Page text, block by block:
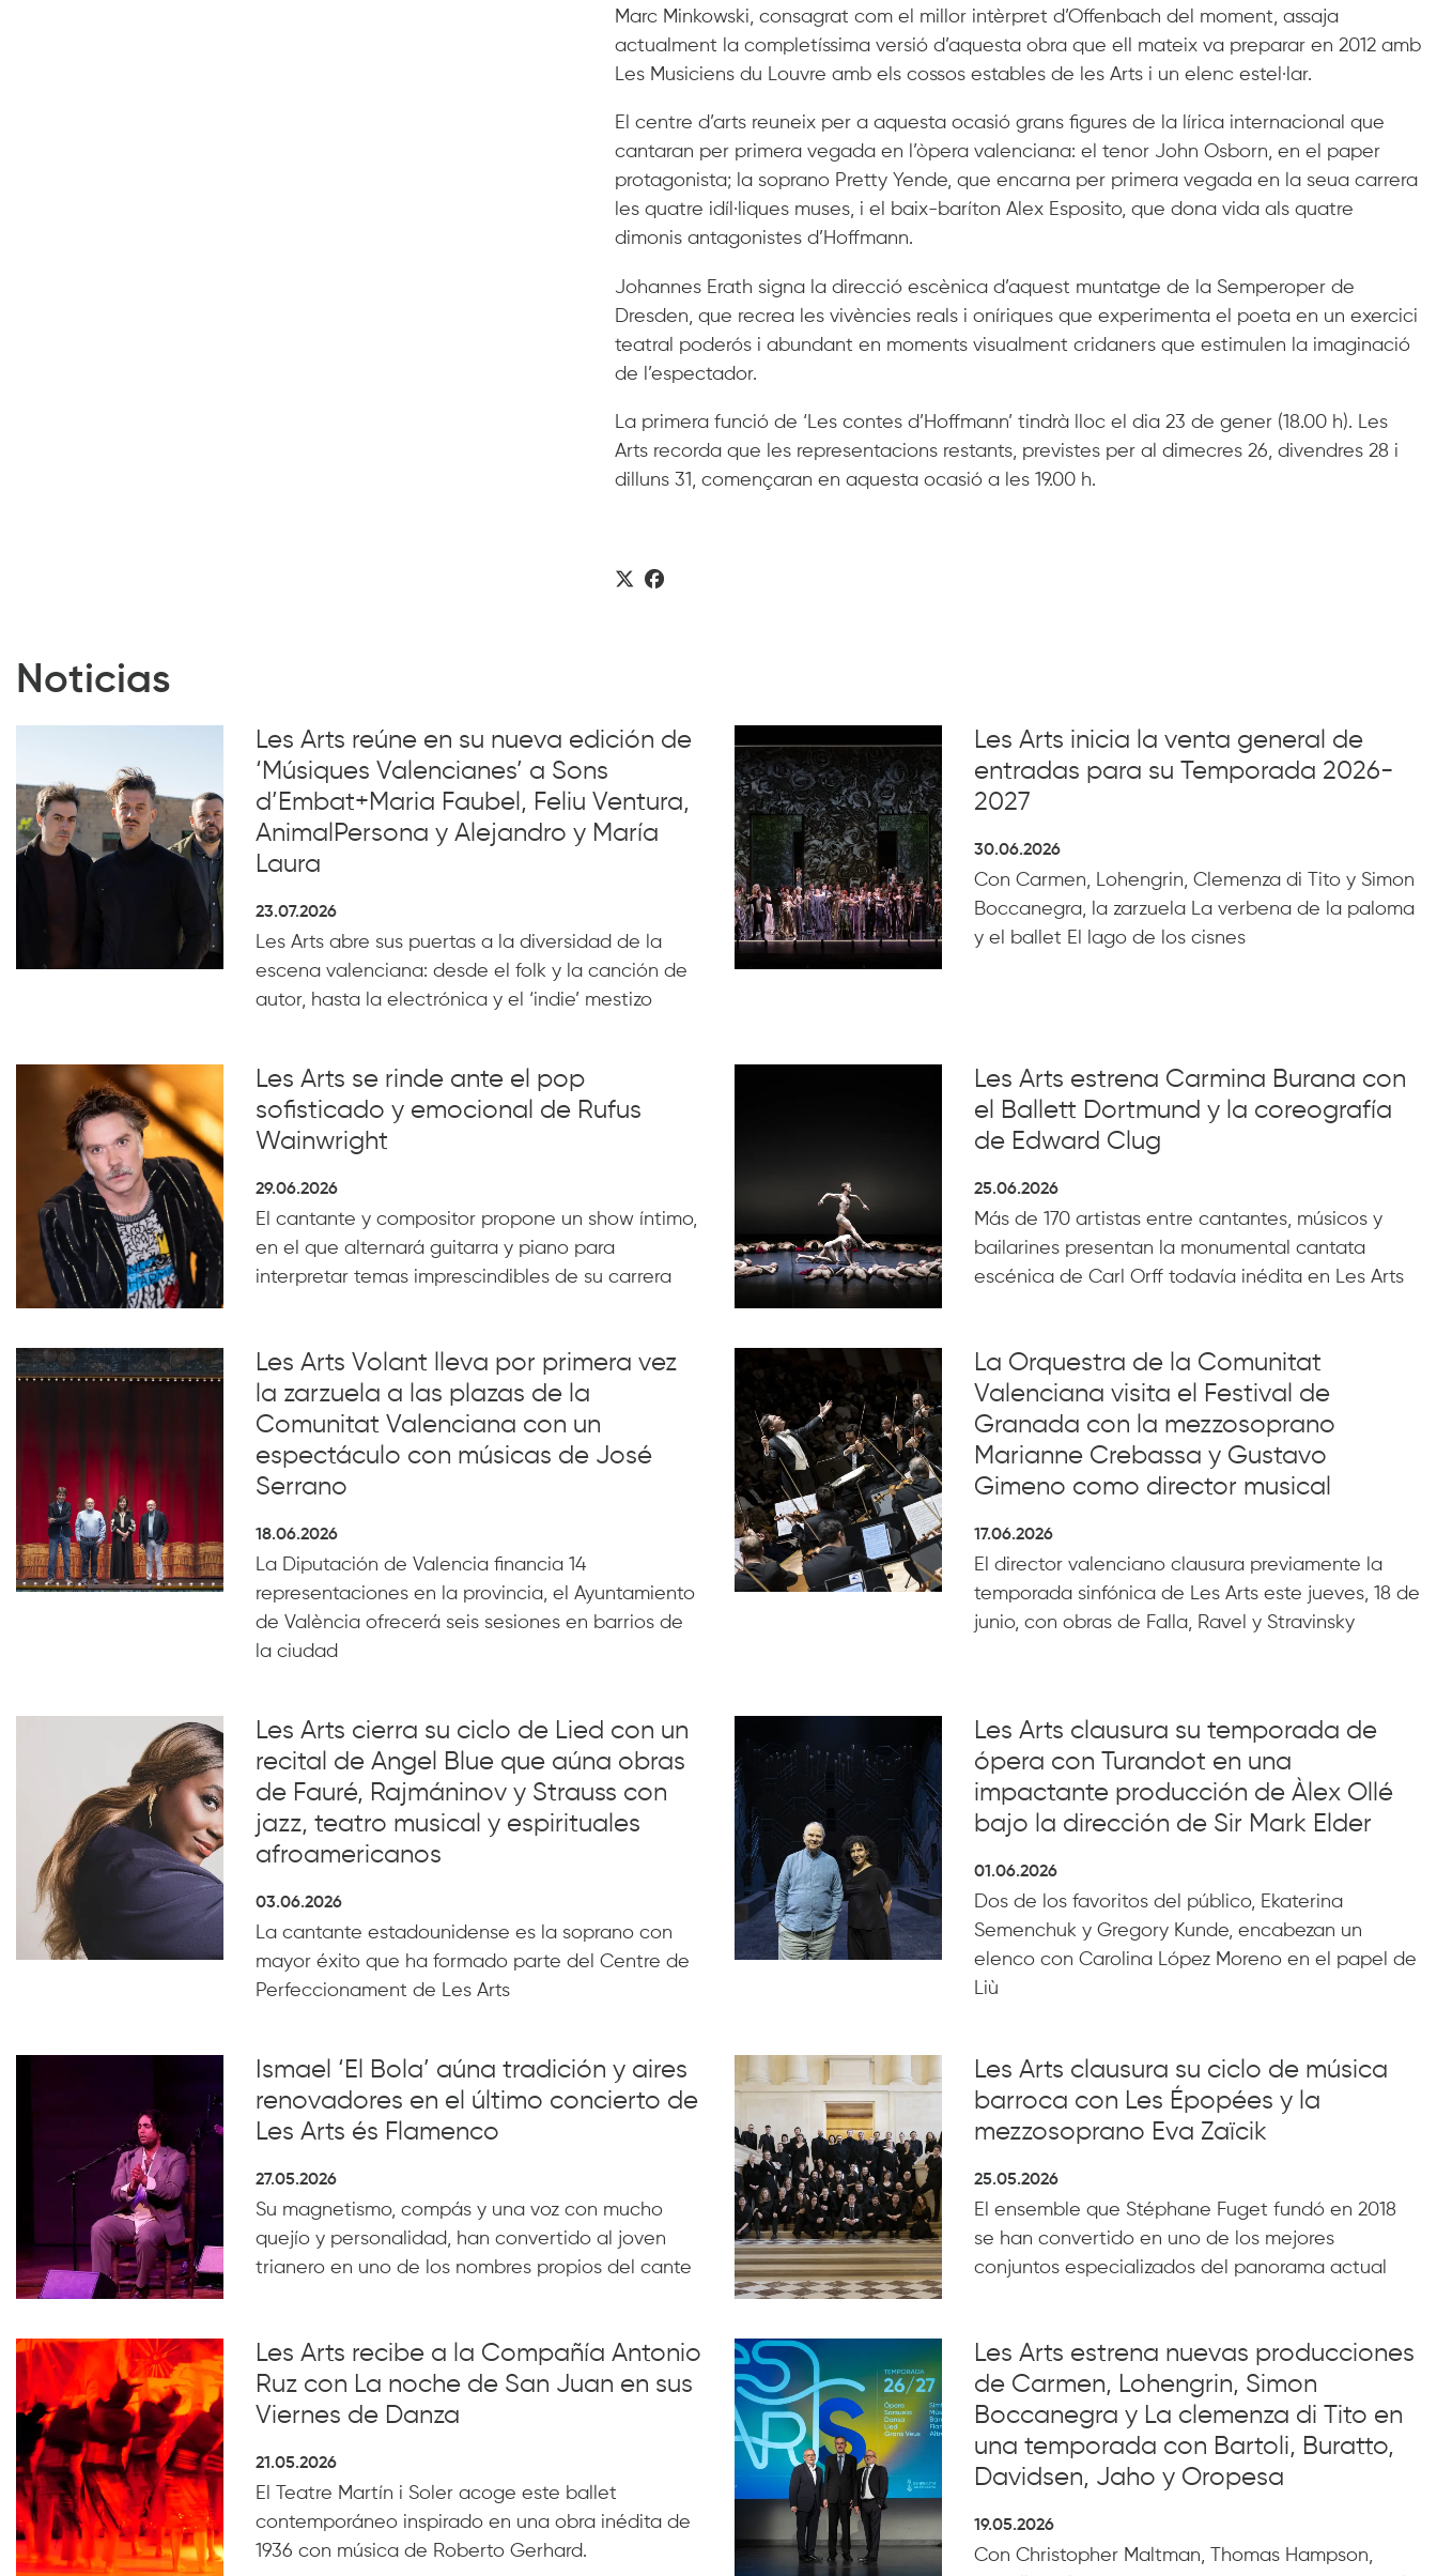
Marc Minkowski, consagrat com el millor intèrpret d’Offenbach del moment, assaja
actualment la completíssima versió d’aquesta obra que ell mateix va preparar en 2012 amb
Les Musiciens du Louvre amb els cossos estables de les Arts i un elenc estel·lar.
El centre d’arts reuneix per a aquesta ocasió grans figures de la lírica internacional que
cantaran per primera vegada en l’òpera valenciana: el tenor John Osborn, en el paper
protagonista; la soprano Pretty Yende, que encarna per primera vegada en la seua carrera
les quatre idíl·liques muses, i el baix-baríton Alex Esposito, que dona vida als quatre
dimonis antagonistes d’Hoffmann.
Johannes Erath signa la direcció escènica d’aquest muntatge de la Semperoper de
Dresden, que recrea les vivències reals i oníriques que experimenta el poeta en un exercici
teatral poderós i abundant en moments visualment cridaners que estimulen la imaginació
de l’espectador.
La primera funció de ‘Les contes d’Hoffmann’ tindrà lloc el dia 23 de gener (18.00 h). Les
Arts recorda que les representacions restants, previstes per al dimecres 26, divendres 28 i
dilluns 31, començaran en aquesta ocasió a les 19.00 h.
Noticias
Les Arts reúne en su nueva edición de
‘Músiques Valencianes’ a Sons
d’Embat+Maria Faubel, Feliu Ventura,
AnimalPersona y Alejandro y María
Laura
23.07.2026
Les Arts abre sus puertas a la diversidad de la
escena valenciana: desde el folk y la canción de
autor, hasta la electrónica y el ‘indie’ mestizo
Les Arts inicia la venta general de
entradas para su Temporada 2026-
2027
30.06.2026
Con Carmen, Lohengrin, Clemenza di Tito y Simon
Boccanegra, la zarzuela La verbena de la paloma
y el ballet El lago de los cisnes
Les Arts se rinde ante el pop
sofisticado y emocional de Rufus
Wainwright
29.06.2026
El cantante y compositor propone un show íntimo,
en el que alternará guitarra y piano para
interpretar temas imprescindibles de su carrera
Les Arts estrena Carmina Burana con
el Ballett Dortmund y la coreografía
de Edward Clug
25.06.2026
Más de 170 artistas entre cantantes, músicos y
bailarines presentan la monumental cantata
escénica de Carl Orff todavía inédita en Les Arts
Les Arts Volant lleva por primera vez
la zarzuela a las plazas de la
Comunitat Valenciana con un
espectáculo con músicas de José
Serrano
18.06.2026
La Diputación de Valencia financia 14
representaciones en la provincia, el Ayuntamiento
de València ofrecerá seis sesiones en barrios de
la ciudad
La Orquestra de la Comunitat
Valenciana visita el Festival de
Granada con la mezzosoprano
Marianne Crebassa y Gustavo
Gimeno como director musical
17.06.2026
El director valenciano clausura previamente la
temporada sinfónica de Les Arts este jueves, 18 de
junio, con obras de Falla, Ravel y Stravinsky
Les Arts cierra su ciclo de Lied con un
recital de Angel Blue que aúna obras
de Fauré, Rajmáninov y Strauss con
jazz, teatro musical y espirituales
afroamericanos
03.06.2026
La cantante estadounidense es la soprano con
mayor éxito que ha formado parte del Centre de
Perfeccionament de Les Arts
Les Arts clausura su temporada de
ópera con Turandot en una
impactante producción de Àlex Ollé
bajo la dirección de Sir Mark Elder
01.06.2026
Dos de los favoritos del público, Ekaterina
Semenchuk y Gregory Kunde, encabezan un
elenco con Carolina López Moreno en el papel de
Liù
Ismael ‘El Bola’ aúna tradición y aires
renovadores en el último concierto de
Les Arts és Flamenco
27.05.2026
Su magnetismo, compás y una voz con mucho
quejío y personalidad, han convertido al joven
trianero en uno de los nombres propios del cante
Les Arts clausura su ciclo de música
barroca con Les Épopées y la
mezzosoprano Eva Zaïcik
25.05.2026
El ensemble que Stéphane Fuget fundó en 2018
se han convertido en uno de los mejores
conjuntos especializados del panorama actual
Les Arts recibe a la Compañía Antonio
Ruz con La noche de San Juan en sus
Viernes de Danza
21.05.2026
El Teatre Martín i Soler acoge este ballet
contemporáneo inspirado en una obra inédita de
1936 con música de Roberto Gerhard.
Les Arts estrena nuevas producciones
de Carmen, Lohengrin, Simon
Boccanegra y La clemenza di Tito en
una temporada con Bartoli, Buratto,
Davidsen, Jaho y Oropesa
19.05.2026
Con Christopher Maltman, Thomas Hampson,